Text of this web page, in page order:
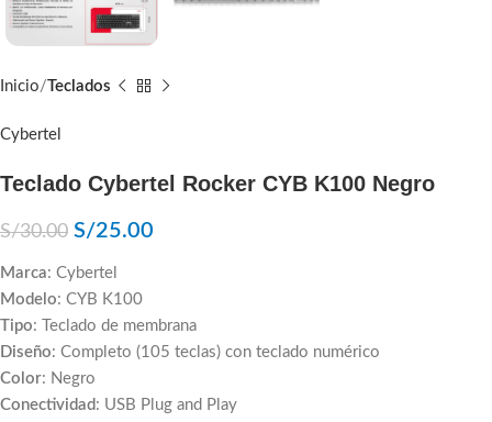
Inicio Teclados
Cybertel
Teclado Cybertel Rocker CYB K100 Negro
S/30.00 S/25.00
Marca: Cybertel
Modelo: CYB K100
Tipo: Teclado de membrana
Diseño: Completo (105 teclas) con teclado numérico
Color: Negro
Conectividad : USB Plug and Play